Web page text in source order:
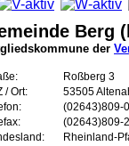
Berg
der
Roßberg 3
/ Ort:
53505
(02643)809-0
(02643)809-
Rheinland-